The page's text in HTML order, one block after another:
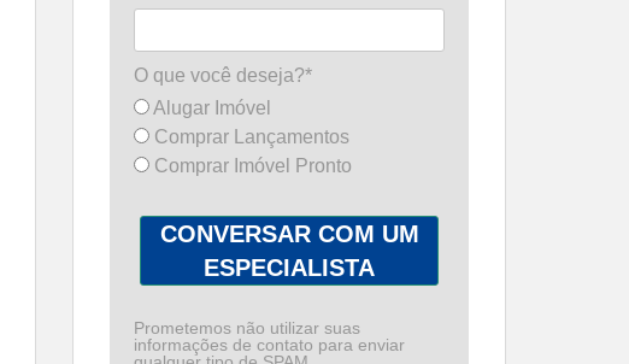
O que você deseja?*
Alugar Imóvel
Comprar Lançamentos
Comprar Imóvel Pronto
CONVERSAR COM UM
ESPECIALISTA
Prometemos não utilizar suas
informações de contato para enviar